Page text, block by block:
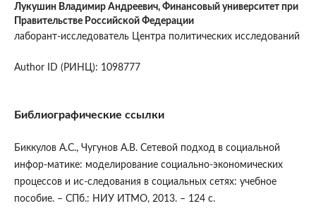
Лукушин Владимир Андреевич, Финансовый университет при
Правительстве Российской Федерации
лаборант-исследователь Центра политических исследований
Author ID (РИНЦ): 1098777
Библиографические ссылки
Биккулов А.С., Чугунов А.В. Сетевой подход в социальной
инфор-матике: моделирование социально-экономических
процессов и ис-следования в социальных сетях: учебное
пособие. – СПб.: НИУ ИТМО, 2013. – 124 с.